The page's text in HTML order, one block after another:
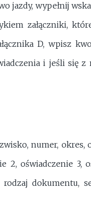
jazdy, wypełnij
załączniki,
D, wpisz
i jeśli się z
numer, okres,
2, oświadczenie 3,
dokumentu,